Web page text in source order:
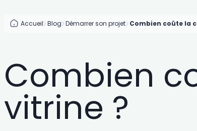
Accueil Blog Démarrer son projet Combien coûte la
Combien
vitrine ?